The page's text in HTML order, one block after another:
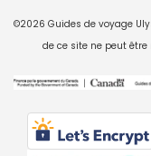
©2026 Guides de voyage
de ce site ne peut